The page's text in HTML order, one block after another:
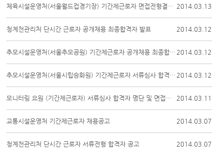
체육시설운영처(서울월드컵경기장) 기간제근로자 면접전형결과 공개추첨 대상자 명단 2014.03.13
청계천관리처 단시간 근로자 공개채용 최종합격자 발표 2014.03.12
추모시설운영처(서울추모공원) 기간제근로자 공개채용 최종합격자 발표 2014.03.12
추모시설운영처(서울시립승화원) 기간제근로자 서류심사 합격자 명단 및 면접전형 ... 2014.03.12
모니터링 요원 (기간제근로자) 서류심사 합격자 명단 및 면접전형 계획 2014.03.11
교통시설운영처 기간제근로자 채용공고 2014.03.07
청계천관리처 단시간 근로자 서류전형 합격자 공고 2014.03.07